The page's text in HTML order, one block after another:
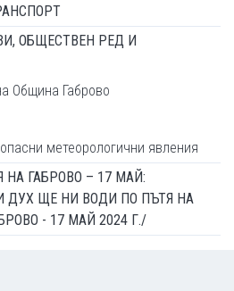
ОБЩЕСТВЕН РЕД И
Община Габрово
метеорологични явления
ГАБРОВО – 17 МАЙ:
ДУХ ЩЕ НИ ВОДИ ПО ПЪТЯ НА
- 17 МАЙ 2024 Г./